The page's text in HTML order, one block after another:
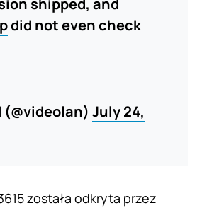
shipped, and
did not even check
(@videolan) July 24,
została odkryta przez